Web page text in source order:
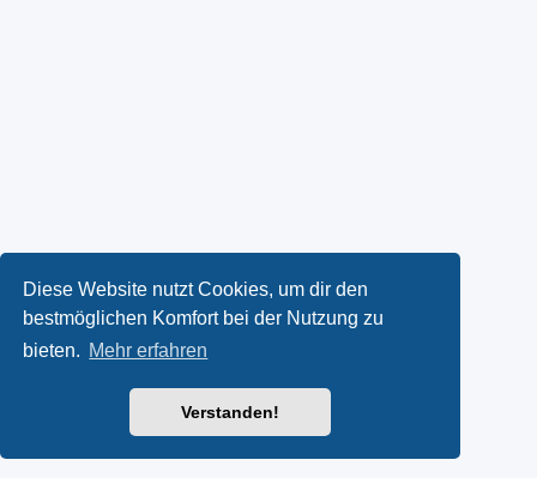
Diese Website nutzt Cookies, um dir den
bestmöglichen Komfort bei der Nutzung zu
bieten. Mehr erfahren
Verstanden!